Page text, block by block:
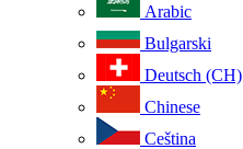
Arabic
Bulgarski
Deutsch (CH)
Chinese
Ceština